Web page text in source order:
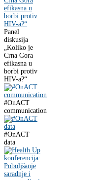
Panel
diskusija
„Koliko je
Crna Gora
efikasna u
borbi protiv
HIV-a?“
#OnACT
communication
#OnACT
data